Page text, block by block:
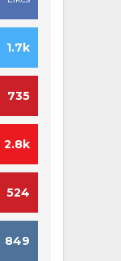
1.7k
735
2.8k
524
849